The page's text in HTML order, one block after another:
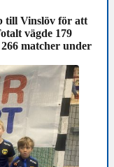
till Vinslöv för att
vägde 179
matcher under